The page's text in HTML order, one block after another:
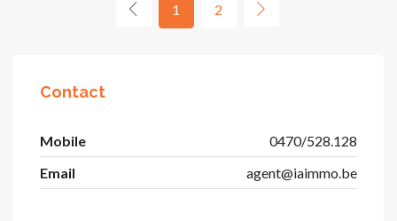
1 2
Contact
Mobile
0470/528.128
Email
agent@iaimmo.be